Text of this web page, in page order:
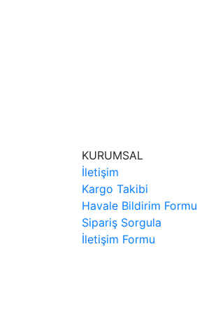
KURUMSAL
İletişim
Kargo Takibi
Havale Bildirim Formu
Sipariş Sorgula
İletişim Formu